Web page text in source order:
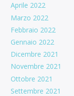
Aprile 2022
Marzo 2022
Febbraio 2022
Gennaio 2022
Dicembre 2021
Novembre 2021
Ottobre 2021
Settembre 2021